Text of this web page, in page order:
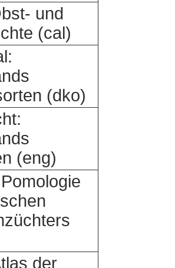
und
(cal)
(dko)
(eng)
der